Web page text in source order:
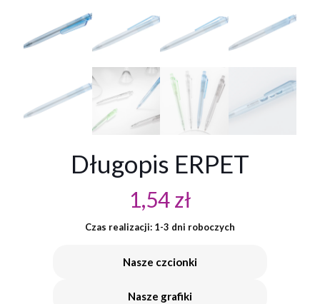
Długopis ERPET
1,54zł
Czas realizacji: 1-3 dni roboczych
Nasze czcionki
Nasze grafiki